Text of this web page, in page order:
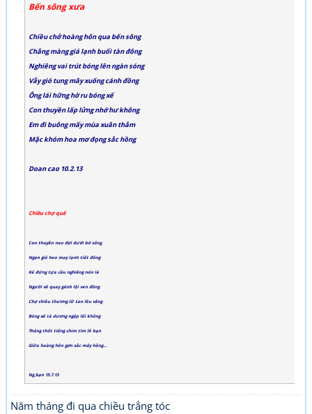
Bến sông xưa
Chiều chở hoàng hôn qua bến sông
Chẳng màng giá lạnh buổi tàn đông
Nghiêng vai trút bóng lên ngàn sóng
Vẫy gió tung mây xuống cánh đồng
Ông lái hững hờ ru bóng xế
Con thuyền lấp lửng nhớ hư không
Em đi buông mấy mùa xuân thắm
Mặc khóm hoa mơ đọng sắc hồng
Doan cao 10.2.13
Chiều chợ quê
Con thuyền neo đợi dưới bờ sông
Ngọn gió heo may lạnh tiết đông
Kẻ đứng tựa cầu nghiêng nón lá
Người về quay gánh lội ven đồng
Chợ chiều thương lữ tan lều vắng
Bóng xế tà dương ngập lối không
Thảng thốt tiếng chim tìm lẽ bạn
Giữa hoàng hôn gợn sắc mây hồng…
Ng_bạn 15.7.13
Năm tháng đi qua chiều trắng tóc